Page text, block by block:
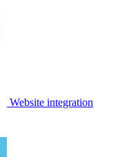
Website integration